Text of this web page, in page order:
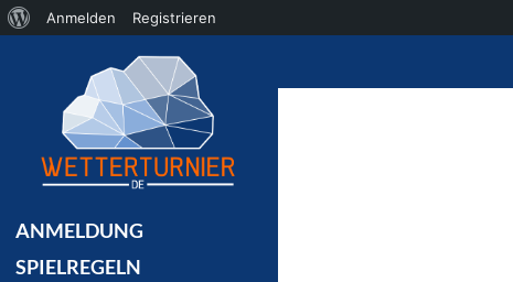
ANMELDUNG
SPIELREGELN
Über
Anmelden Registrieren